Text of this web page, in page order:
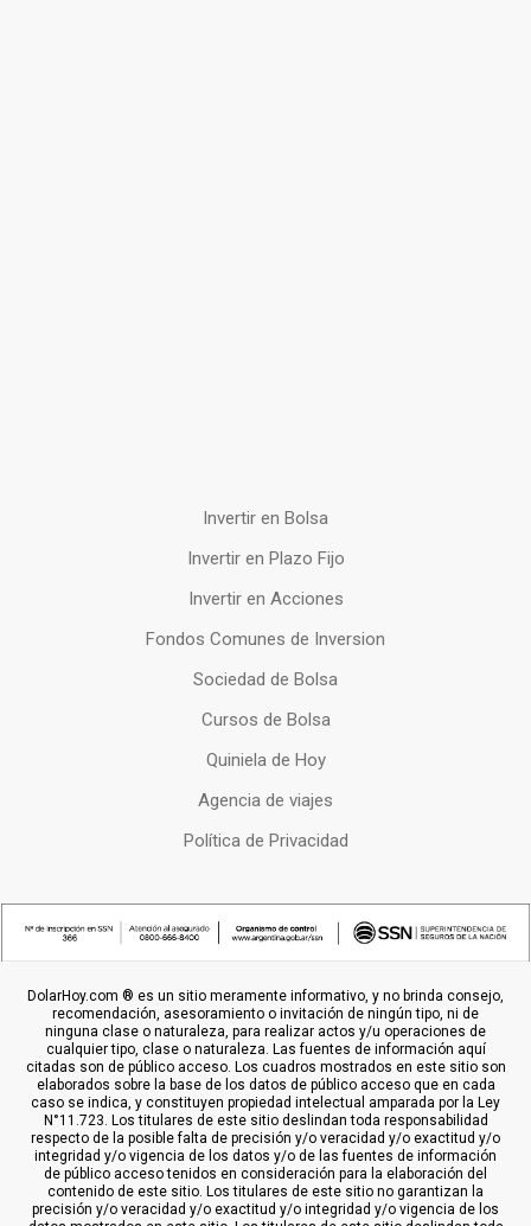
Invertir en Bolsa
Invertir en Plazo Fijo
Invertir en Acciones
Fondos Comunes de Inversion
Sociedad de Bolsa
Cursos de Bolsa
Quiniela de Hoy
Agencia de viajes
Política de Privacidad
DolarHoy.com ® es un sitio meramente informativo, y no brinda consejo,
recomendación, asesoramiento o invitación de ningún tipo, ni de
ninguna clase o naturaleza, para realizar actos y/u operaciones de
cualquier tipo, clase o naturaleza. Las fuentes de información aquí
citadas son de público acceso. Los cuadros mostrados en este sitio son
elaborados sobre la base de los datos de público acceso que en cada
caso se indica, y constituyen propiedad intelectual amparada por la Ley
N°11.723. Los titulares de este sitio deslindan toda responsabilidad
respecto de la posible falta de precisión y/o veracidad y/o exactitud y/o
integridad y/o vigencia de los datos y/o de las fuentes de información
de público acceso tenidos en consideración para la elaboración del
contenido de este sitio. Los titulares de este sitio no garantizan la
precisión y/o veracidad y/o exactitud y/o integridad y/o vigencia de los